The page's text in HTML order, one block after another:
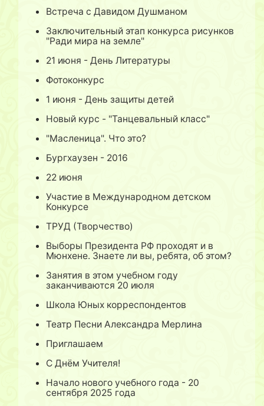
Встреча с Давидом Душманом
Заключительный этап конкурса рисунков
"Ради мира на земле"
21 июня - День Литературы
Фотоконкурс
1 июня - День защиты детей
Новый курс - "Танцевальный класс"
"Масленица". Что это?
Бургхаузен - 2016
22 июня
Участие в Международном детском
Конкурсе
ТРУД (Творчество)
Выборы Президента РФ проходят и в
Мюнхене. Знаете ли вы, ребята, об этом?
Занятия в этом учебном году
заканчиваются 20 июля
Школа Юных корреспондентов
Театр Песни Александра Мерлина
Приглашаем
С Днём Учителя!
Начало нового учебного года - 20
сентября 2025 года